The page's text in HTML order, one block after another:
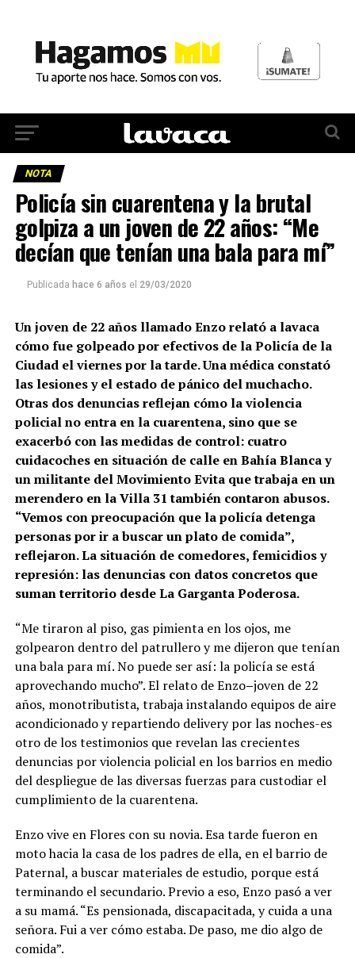
NOTA
Policía sin cuarentena y la brutal
golpiza a un joven de 22 años: “Me
decían que tenían una bala para mí”
Publicada hace 6 años el 29/03/2020
Un joven de 22 años llamado Enzo relató a lavaca
cómo fue golpeado por efectivos de la Policía de la
Ciudad el viernes por la tarde. Una médica constató
las lesiones y el estado de pánico del muchacho.
Otras dos denuncias reflejan cómo la violencia
policial no entra en la cuarentena, sino que se
exacerbó con las medidas de control: cuatro
cuidacoches en situación de calle en Bahía Blanca y
un militante del Movimiento Evita que trabaja en un
merendero en la Villa 31 también contaron abusos.
“Vemos con preocupación que la policía detenga
personas por ir a buscar un plato de comida”,
reflejaron. La situación de comedores, femicidios y
represión: las denuncias con datos concretos que
suman territorio desde La Garganta Poderosa.
“Me tiraron al piso, gas pimienta en los ojos, me
golpearon dentro del patrullero y me dijeron que tenían
una bala para mí. No puede ser así: la policía se está
aprovechando mucho”. El relato de Enzo–joven de 22
años, monotributista, trabaja instalando equipos de aire
acondicionado y repartiendo delivery por las noches-es
otro de los testimonios que revelan las crecientes
denuncias por violencia policial en los barrios en medio
del despliegue de las diversas fuerzas para custodiar el
cumplimiento de la cuarentena.
Enzo vive en Flores con su novia. Esa tarde fueron en
moto hacia la casa de los padres de ella, en el barrio de
Paternal, a buscar materiales de estudio, porque está
terminando el secundario. Previo a eso, Enzo pasó a ver
a su mamá. “Es pensionada, discapacitada, y cuida a una
señora. Fui a ver cómo estaba. De paso, me dio algo de
comida”.